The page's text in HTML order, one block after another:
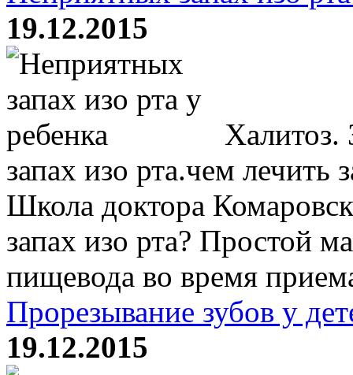
19.12.2015
Халитоз.
запах изо рта.чем лечить
Школа доктора
запах изо рта? Простой
пищевода во время
Прорезывание зубов у
19.12.2015